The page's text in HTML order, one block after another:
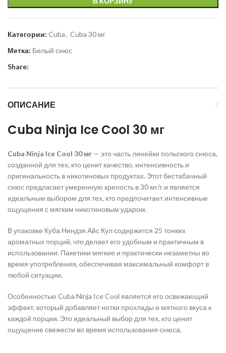
Категории: Cuba, Cuba 30 мг
Метка: Белый снюс
Share:
ОПИСАНИЕ
Cuba Ninja Ice Cool 30 мг
Cuba Ninja Ice Cool 30 мг — это часть линейки польского снюса,
созданной для тех, кто ценит качество, интенсивность и
оригинальность в никотиновых продуктах. Этот бестабачный
снюс предлагает умеренную крепость в 30 мг/г и является
идеальным выбором для тех, кто предпочитает интенсивные
ощущения с мягким никотиновым ударом.
В упаковке Куба Ниндзя Айс Кул содержится 25 тонких
ароматных порций, что делает его удобным и практичным в
использовании. Пакетики мягкие и практически незаметны во
время употребления, обеспечивая максимальный комфорт в
любой ситуации.
Особенностью Cuba Ninja Ice Cool является его освежающий
эффект, который добавляет нотки прохлады и мятного вкуса к
каждой порции. Это идеальный выбор для тех, кто ценит
ощущение свежести во время использования снюса.